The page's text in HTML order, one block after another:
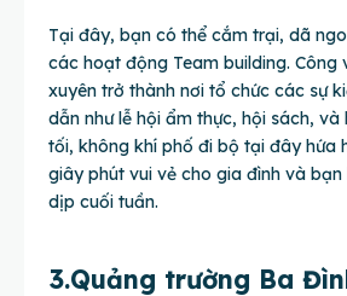
Tại đây, bạn có thể cắm trại, dã
các hoạt động Team building. Công
xuyên trở thành nơi tổ chức các sự
dẫn như lễ hội ẩm thực, hội sách, và
tối, không khí phố đi bộ tại đây hứa
giây phút vui vẻ cho gia đình và
dịp cuối tuần.
3.Quảng trường Ba